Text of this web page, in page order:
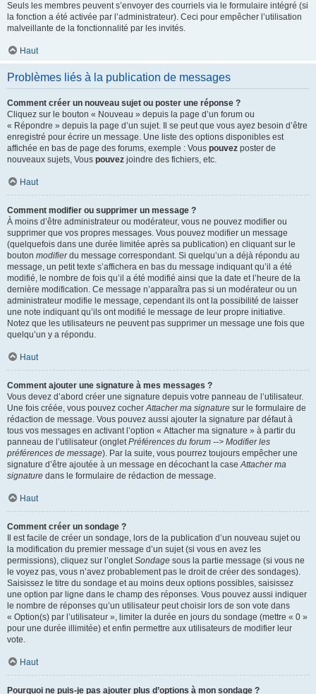
Seuls les membres peuvent s’envoyer des courriels via le formulaire intégré (si
la fonction a été activée par l’administrateur). Ceci pour empêcher l’utilisation
malveillante de la fonctionnalité par les invités.
Haut
Problèmes liés à la publication de messages
Comment créer un nouveau sujet ou poster une réponse ?
Cliquez sur le bouton « Nouveau » depuis la page d’un forum ou
« Répondre » depuis la page d’un sujet. Il se peut que vous ayez besoin d’être
enregistré pour écrire un message. Une liste des options disponibles est
affichée en bas de page des forums, exemple : Vous pouvez poster de
nouveaux sujets, Vous pouvez joindre des fichiers, etc.
Haut
Comment modifier ou supprimer un message ?
À moins d’être administrateur ou modérateur, vous ne pouvez modifier ou
supprimer que vos propres messages. Vous pouvez modifier un message
(quelquefois dans une durée limitée après sa publication) en cliquant sur le
bouton modifierdu message correspondant. Si quelqu’un a déjà répondu au
message, un petit texte s’affichera en bas du message indiquant qu’il a été
modifié, le nombre de fois qu’il a été modifié ainsi que la date et l’heure de la
dernière modification. Ce message n’apparaîtra pas si un modérateur ou un
administrateur modifie le message, cependant ils ont la possibilité de laisser
une note indiquant qu’ils ont modifié le message de leur propre initiative.
Notez que les utilisateurs ne peuvent pas supprimer un message une fois que
quelqu’un y a répondu.
Haut
Comment ajouter une signature à mes messages ?
Vous devez d’abord créer une signature depuis votre panneau de l’utilisateur.
Une fois créée, vous pouvez cocherAttacher ma signature sur le formulaire de
rédaction de message. Vous pouvez aussi ajouter la signature par défaut à
tous vos messages en activant l’option « Attacher ma signature » à partir du
panneau de l’utilisateur (ongletPréférences du forum --> Modifier les
préférences de message). Par la suite, vous pourrez toujours empêcher une
signature d’être ajoutée à un message en décochant la caseAttacher ma
signature dans le formulaire de rédaction de message.
Haut
Comment créer un sondage ?
Il est facile de créer un sondage, lors de la publication d’un nouveau sujet ou
la modification du premier message d’un sujet (si vous en avez les
permissions), cliquez sur l’ongletSondage sous la partie message (si vous ne
le voyez pas, vous n’avez probablement pas le droit de créer des sondages).
Saisissez le titre du sondage et au moins deux options possibles, saisissez
une option par ligne dans le champ des réponses. Vous pouvez aussi indiquer
le nombre de réponses qu’un utilisateur peut choisir lors de son vote dans
« Option(s) par l’utilisateur », limiter la durée en jours du sondage (mettre « 0 »
pour une durée illimitée) et enfin permettre aux utilisateurs de modifier leur
vote.
Haut
Pourquoi ne puis-je pas ajouter plus d’options à mon sondage ?